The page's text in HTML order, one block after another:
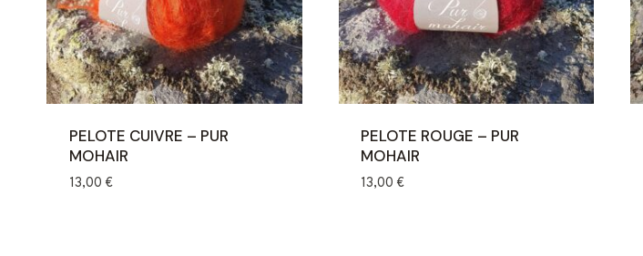
PELOTE CUIVRE – PUR
MOHAIR
13,00 €
PELOTE ROUGE – PUR
MOHAIR
13,00 €